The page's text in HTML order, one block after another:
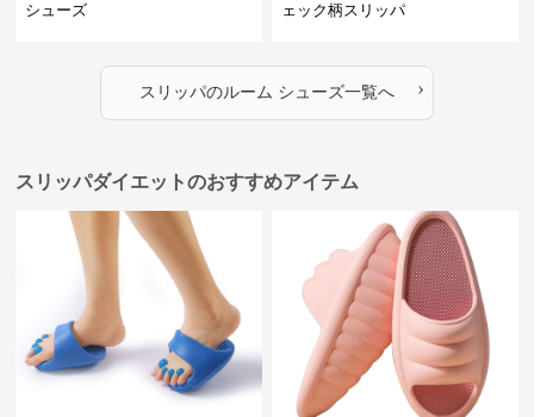
シューズ
ェック柄スリッパ
スリッパのルーム シューズ一覧へ ›
スリッパダイエットのおすすめアイテム